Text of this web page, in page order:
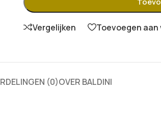
Vergelijken Toevoegen
(0)OVER BALDINI